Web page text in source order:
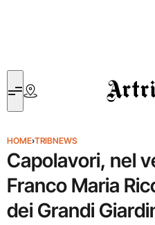
Artribune
HOME›TRIBNEWS
Capolavori, nel
Franco Maria
dei Grandi